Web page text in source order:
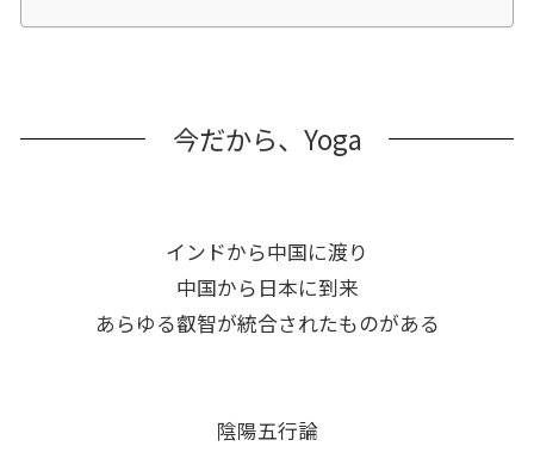
今だから、Yoga
インドから中国に渡り
中国から日本に到来
あらゆる叡智が統合されたものがある
陰陽五行論